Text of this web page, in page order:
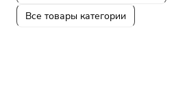
Все товары категории